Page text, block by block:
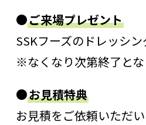
●ご来場プレゼント
SSKフーズのドレッシ
※なくなり次第終了と
●お見積特典
お見積をご依頼いただ